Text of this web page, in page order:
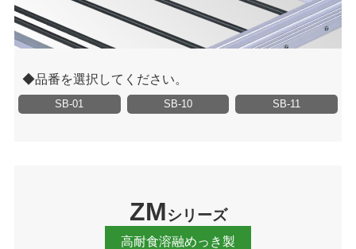
品番を選択してください。
SB-01 SB-10 SB-11
ZMシリーズ
高耐食溶融めっき製